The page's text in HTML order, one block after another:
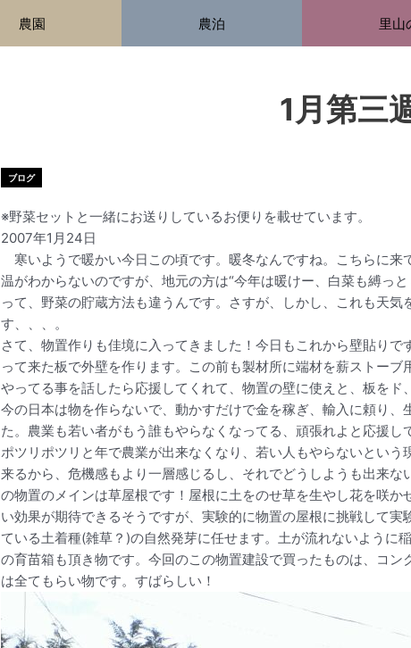
農園 農泊 里山
1月第三
ブログ
※野菜セットと一緒にお送りしているお便りを載せています。
2007年1月24日
寒いようで暖かい今日この頃です。暖冬なんですね。こちらに来
温がわからないのですが、地元の方は“今年は暖けー、白菜も縛っ
って、野菜の貯蔵方法も違うんです。さすが、しかし、これも天
す、、、。
さて、物置作りも佳境に入ってきました！今日もこれから壁貼り
って来た板で外壁を作ります。この前も製材所に端材を薪ストー
やってる事を話したら応援してくれて、物置の壁に使えと、板をド
今の日本は物を作らないで、動かすだけで金を稼ぎ、輸入に頼り
た。農業も若い者がもう誰もやらなくなってる、頑張れよと応援
ポツリポツリと年で農業が出来なくなり、若い人もやらないとい
来るから、危機感もより一層感じるし、それでどうしようも出来
の物置のメインは草屋根です！屋根に土をのせ草を生やし花を咲
い効果が期待できるそうですが、実験的に物置の屋根に挑戦して
ている土着種(雑草？)の自然発芽に任せます。土が流れないように
の育苗箱も頂き物です。今回のこの物置建設で買ったものは、コ
は全てもらい物です。すばらしい！